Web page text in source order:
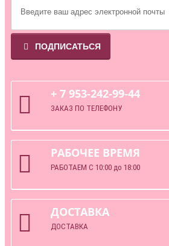
ПОДПИСАТЬСЯ
+ 7 953-242-99-44
ЗАКАЗ ПО ТЕЛЕФОНУ
РАБОЧЕЕ ВРЕМЯ
РАБОТАЕМ С 10:00 до 18:00
ДОСТАВКА
ДОСТАВКА